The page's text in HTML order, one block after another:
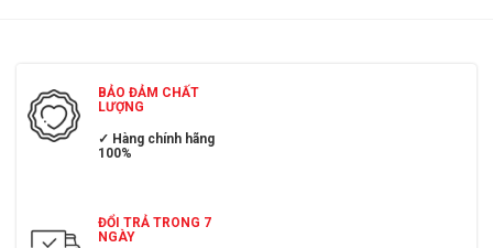
BẢO ĐẢM CHẤT
LƯỢNG
✓ Hàng chính hãng
100%
ĐỔI TRẢ TRONG 7
NGÀY